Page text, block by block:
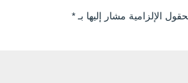
الإلزامية مشار إليها بـ *